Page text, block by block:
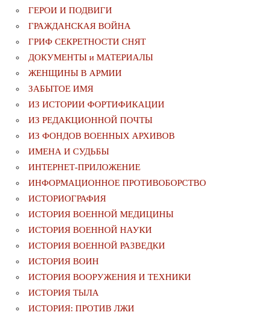
ГЕРОИ И ПОДВИГИ
ГРАЖДАНСКАЯ ВОЙНА
ГРИФ СЕКРЕТНОСТИ СНЯТ
ДОКУМЕНТЫ и МАТЕРИАЛЫ
ЖЕНЩИНЫ В АРМИИ
ЗАБЫТОЕ ИМЯ
ИЗ ИСТОРИИ ФОРТИФИКАЦИИ
ИЗ РЕДАКЦИОННОЙ ПОЧТЫ
ИЗ ФОНДОВ ВОЕННЫХ АРХИВОВ
ИМЕНА И СУДЬБЫ
ИНТЕРНЕТ-ПРИЛОЖЕНИЕ
ИНФОРМАЦИОННОЕ ПРОТИВОБОРСТВО
ИСТОРИОГРАФИЯ
ИСТОРИЯ ВОЕННОЙ МЕДИЦИНЫ
ИСТОРИЯ ВОЕННОЙ НАУКИ
ИСТОРИЯ ВОЕННОЙ РАЗВЕДКИ
ИСТОРИЯ ВОИН
ИСТОРИЯ ВООРУЖЕНИЯ И ТЕХНИКИ
ИСТОРИЯ ТЫЛА
ИСТОРИЯ: ПРОТИВ ЛЖИ